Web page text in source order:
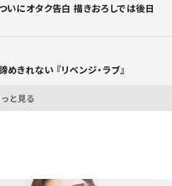
いにオタク告白 描きおろしでは後日
きれない 『リベンジ・ラブ』
と見る